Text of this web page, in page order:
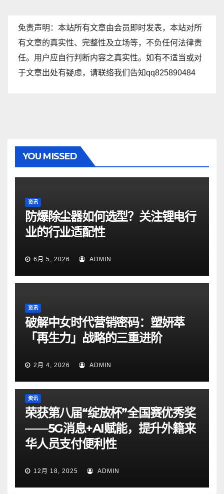
免责声明：本站所有文章由会员即时发表，本站对所
有文章的真实性、完整性及立场等，不负任何法律责
任。用户应自行判断内容之真实性。如有不适当或对
于文章出处有疑虑，请联络我们告知qq825890484
YOU MISSED
资讯
防爆除尘器如何选型？关注锂电行
业的行业适配性
6月 5, 2026 ADMIN
资讯
破解中女时代营销密码：塑妍萃
「再生力」战略的三重进阶
2月 4, 2026 ADMIN
资讯
荣获第八届“绽放杯”全国赛优秀奖
——5G消息+AI赋能，提升外籍来
华人员支付便利性
12月 18, 2025 ADMIN